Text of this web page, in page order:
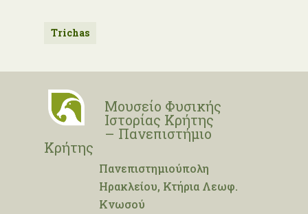
Trichas
Μουσείο Φυσικής
Ιστορίας Κρήτης
– Πανεπιστήμιο
Κρήτης
Πανεπιστημιούπολη
Ηρακλείου, Κτήρια Λεωφ.
Κνωσού